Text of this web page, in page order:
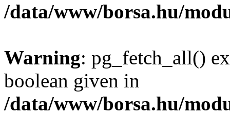
/data/www/borsa.hu/
Warning: pg_fetch_all()
boolean given in
/data/www/borsa.hu/